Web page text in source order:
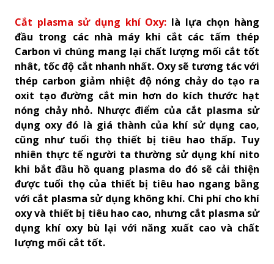
Cắt plasma sử dụng khí Oxy: là lựa chọn hàng
đầu trong các nhà máy khi cắt các tấm thép
Carbon vì chúng mang lại chất lượng mối cắt tốt
nhât, tốc độ cắt nhanh nhất. Oxy sẽ tương tác với
thép carbon giảm nhiệt độ nóng chảy do tạo ra
oxit tạo đường cắt min hơn do kích thước hạt
nóng chảy nhỏ. Nhược điểm của cắt plasma sử
dụng oxy đó là giá thành của khí sử dụng cao,
cũng như tuổi thọ thiết bị tiêu hao thấp. Tuy
nhiên thực tế người ta thường sử dụng khí nito
khi bắt đầu hồ quang plasma do đó sẽ cải thiện
được tuổi thọ của thiết bị tiêu hao ngang bằng
với cắt plasma sử dụng không khí. Chi phí cho khí
oxy và thiết bị tiêu hao cao, nhưng cắt plasma sử
dụng khí oxy bù lại với năng xuất cao và chất
lượng mối cắt tốt.